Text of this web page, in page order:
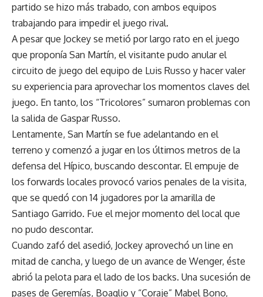
partido se hizo más trabado, con ambos equipos
trabajando para impedir el juego rival.
A pesar que Jockey se metió por largo rato en el juego
que proponía San Martín, el visitante pudo anular el
circuito de juego del equipo de Luis Russo y hacer valer
su experiencia para aprovechar los momentos claves del
juego. En tanto, los “Tricolores” sumaron problemas con
la salida de Gaspar Russo.
Lentamente, San Martín se fue adelantando en el
terreno y comenzó a jugar en los últimos metros de la
defensa del Hípico, buscando descontar. El empuje de
los forwards locales provocó varios penales de la visita,
que se quedó con 14 jugadores por la amarilla de
Santiago Garrido. Fue el mejor momento del local que
no pudo descontar.
Cuando zafó del asedió, Jockey aprovechó un line en
mitad de cancha, y luego de un avance de Wenger, éste
abrió la pelota para el lado de los backs. Una sucesión de
pases de Geremías, Boaglio y “Coraje” Mabel Bono,